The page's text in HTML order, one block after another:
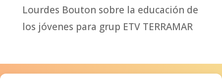
Lourdes Bouton sobre la educación de
los jóvenes para grup ETV TERRAMAR